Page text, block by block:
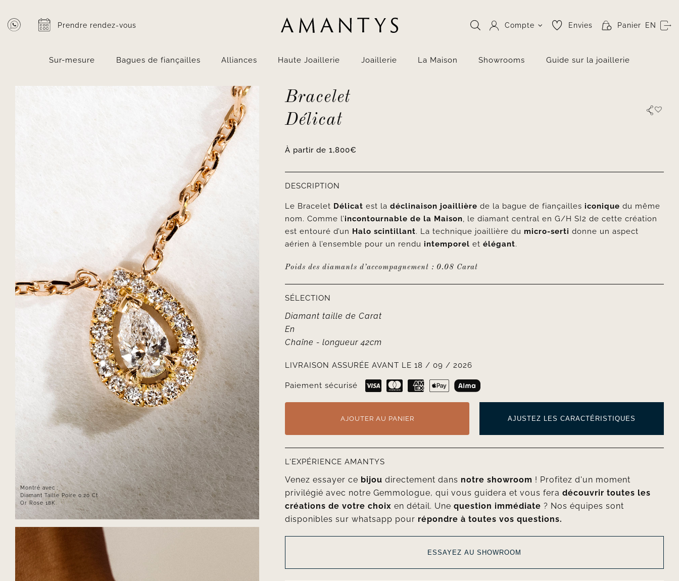
au
contenu
Prendre rendez-vous Compte Envies Panier EN
Sur-mesure Bagues de fiançailles Alliances Haute Joaillerie Joaillerie La Maison Showrooms Guide sur la joaillerie
Montré avec :
Diamant Taille Poire 0.20 Ct
Or Rose 18K
Bracelet
Délicat
À partir de1,800€
DESCRIPTION
Le Bracelet Délicat est ladéclinaison joaillière de la bague de fiançailles iconique du même
nom. Comme l’incontournable de la Maison, le diamant central en G/H SI2 de cette création
est entouré d’un Halo scintillant. La technique joaillière du micro-serti donne un aspect
aérien à l’ensemble pour un rendu intemporel etélégant.
Poids des diamants d’accompagnement : 0.08 Carat
SÉLECTION
Diamant tailledeCarat
En
Chaîne - longueur 42cm
LIVRAISON ASSURÉE AVANT LE 18 / 09 / 2026
Paiement sécurisé
AJOUTER AU PANIER AJUSTEZ LES CARACTÉRISTIQUES
L'EXPÉRIENCE AMANTYS
Venez essayer ce bijou directement dans notre showroom ! Profitez d'un moment
privilégié avec notre Gemmologue, qui vous guidera et vous feradécouvrir toutes les
créations de votre choix en détail. Unequestion immédiate ? Nos équipes sont
disponibles sur whatsapp pour répondre à toutes vos questions.
ESSAYEZ AU SHOWROOM